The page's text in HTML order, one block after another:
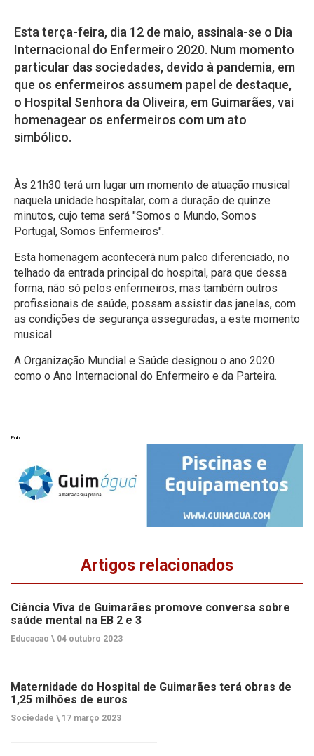
Esta terça-feira, dia 12 de maio, assinala-se o Dia
Internacional do Enfermeiro 2020. Num momento
particular das sociedades, devido à pandemia, em
que os enfermeiros assumem papel de destaque,
o Hospital Senhora da Oliveira, em Guimarães, vai
homenagear os enfermeiros com um ato
simbólico.
Às 21h30 terá um lugar um momento de atuação musical
naquela unidade hospitalar, com a duração de quinze
minutos, cujo tema será "Somos o Mundo, Somos
Portugal, Somos Enfermeiros".
Esta homenagem acontecerá num palco diferenciado, no
telhado da entrada principal do hospital, para que dessa
forma, não só pelos enfermeiros, mas também outros
profissionais de saúde, possam assistir das janelas, com
as condições de segurança asseguradas, a este momento
musical.
A Organização Mundial e Saúde designou o ano 2020
como o Ano Internacional do Enfermeiro e da Parteira.
Pub
Artigos relacionados
Ciência Viva de Guimarães promove conversa sobre
saúde mental na EB 2 e 3
Educacao \ 04 outubro 2023
Maternidade do Hospital de Guimarães terá obras de
1,25 milhões de euros
Sociedade \ 17 março 2023